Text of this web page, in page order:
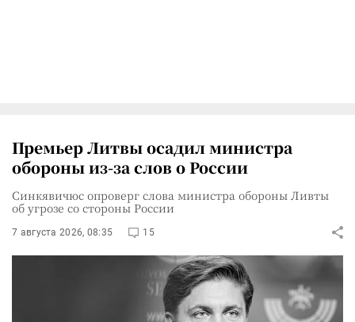
Премьер Литвы осадил министра
обороны из-за слов о России
Синкявичюс опроверг слова министра обороны Ливты
об угрозе со стороны России
7 августа 2026, 08:35 15